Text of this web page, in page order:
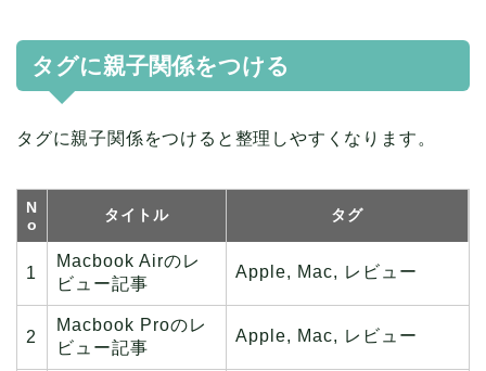
タグに親子関係をつける
タグに親子関係をつけると整理しやすくなります。
N
o
タイトル タグ
1
Macbook Airのレ
ビュー記事
Apple, Mac, レビュー
2
Macbook Proのレ
ビュー記事
Apple, Mac, レビュー